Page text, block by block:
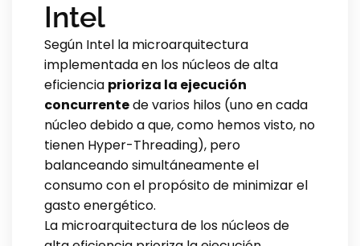
Intel
Según Intel la microarquitectura
implementada en los núcleos de alta
eficiencia prioriza la ejecución
concurrentede varios hilos (uno en cada
núcleo debido a que, como hemos visto, no
tienen Hyper-Threading), pero
balanceando simultáneamente el
consumo con el propósito de minimizar el
gasto energético.
La microarquitectura de los núcleos de